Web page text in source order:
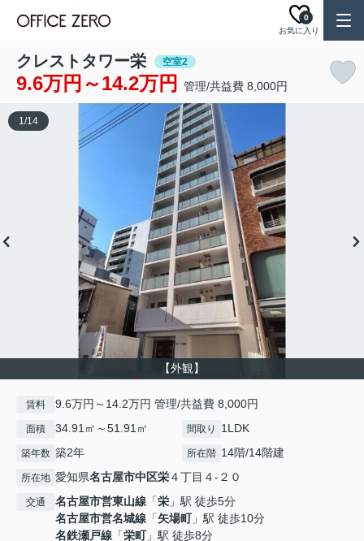
お気に入り
0
クレストタワー栄 空室2
9.6万円～14.2万円 管理/共益費 8,000円
【外観】
1/14
賃料 9.6万円～14.2万円 管理/共益費 8,000円
面積 34.91㎡～51.91㎡ 間取り 1LDK
築年数 築2年 所在階 14階/14階建
所在地 愛知県名古屋市中区栄４丁目４-２０
交通 名古屋市営東山線 「栄 」駅 徒歩5分
名古屋市営名城線 「矢場町」駅 徒歩10分
名鉄瀬戸線 「栄町」駅 徒歩8分